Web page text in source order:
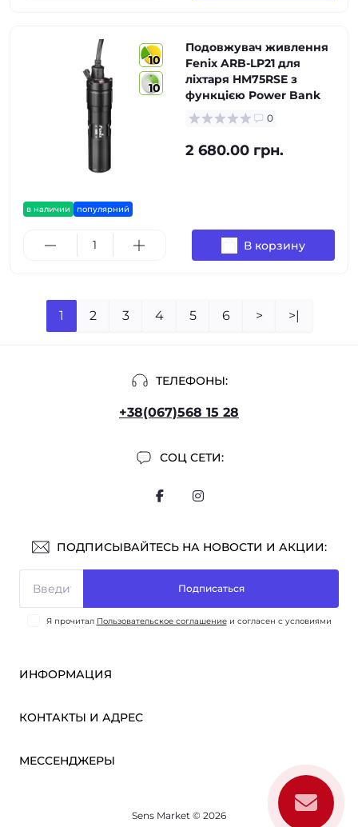
10
10
в наличии популярний
Подовжувач живлення
Fenix ARB-LP21 для
ліхтаря HM75RSE з
функцією Power Bank
0
2 680.00 грн.
В корзину
1 2 3 4 5 6 > >|
ТЕЛЕФОНЫ:
+38(067)568 15 28
СОЦ СЕТИ:
ПОДПИСЫВАЙТЕСЬ НА НОВОСТИ И АКЦИИ:
Подписаться
Я прочитал Пользовательское соглашениеи согласен с условиями
ИНФОРМАЦИЯ
ОПТ
О нас
КОНТАКТЫ И АДРЕС
МЕССЕНДЖЕРЫ
Sens Market © 2026